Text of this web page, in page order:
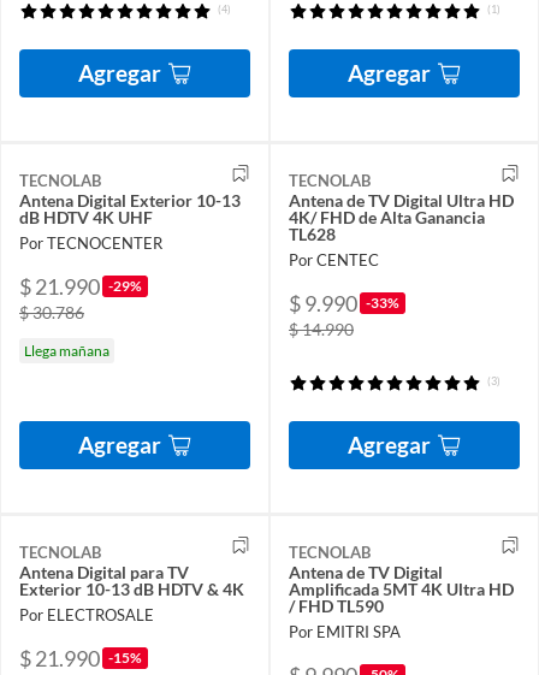
(4)
Agregar
(1)
Agregar
TECNOLAB
Antena Digital Exterior 10-13
dB HDTV 4K UHF
Por TECNOCENTER
$ 21.990 -29%
$ 30.786
Llega mañana
Agregar
TECNOLAB
Antena de TV Digital Ultra HD
4K/ FHD de Alta Ganancia
TL628
Por CENTEC
$ 9.990 -33%
$ 14.990
(3)
Agregar
TECNOLAB
Antena Digital para TV
Exterior 10-13 dB HDTV & 4K
Por ELECTROSALE
$ 21.990 -15%
TECNOLAB
Antena de TV Digital
Amplificada 5MT 4K Ultra HD
/ FHD TL590
Por EMITRI SPA